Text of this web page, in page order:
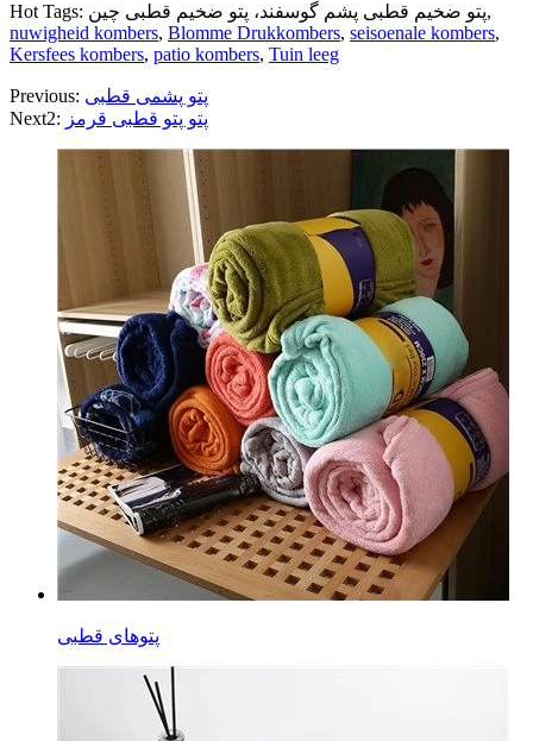
Hot Tags: پتو ضخیم قطبی پشم گوسفند، پتو ضخیم قطبی چین,
nuwigheid kombers, Blomme Drukkombers, seisoenale kombers,
Kersfees kombers, patio kombers, Tuin leeg
Previous: پتو پشمی قطبی
Next2: پتو پتو قطبی قرمز
پتوهای قطبی